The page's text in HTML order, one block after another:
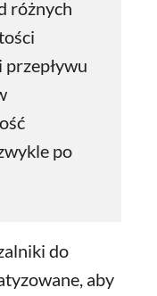
różnych
przepływu
po
do
aby